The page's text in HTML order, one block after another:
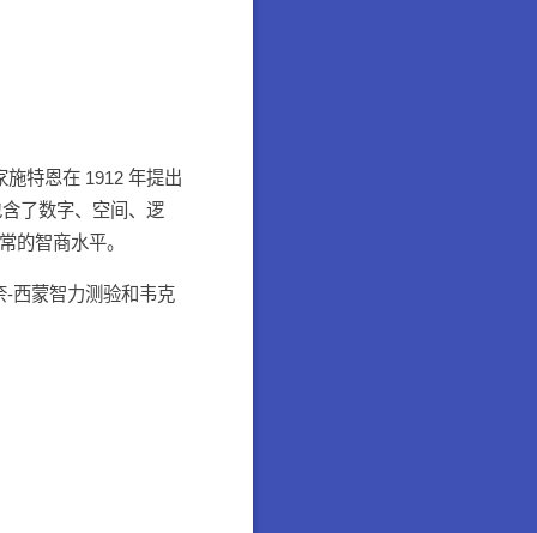
特恩在 1912 年提出
了数字、空间、逻
的智商水平。
-西蒙智力测验和韦克